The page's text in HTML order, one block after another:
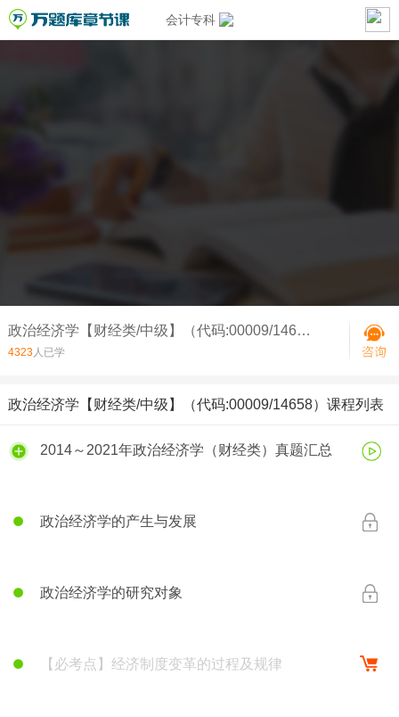
会计专科
政治经济学【财经类/中级】（代码:00009/14658）-政治经济学的产生与发展
4323人已学
政治经济学【财经类/中级】（代码:00009/14658）课程列表
2014～2021年政治经济学（财经类）真题汇总
政治经济学的产生与发展
政治经济学的研究对象
【必考点】经济制度变革的过程及规律